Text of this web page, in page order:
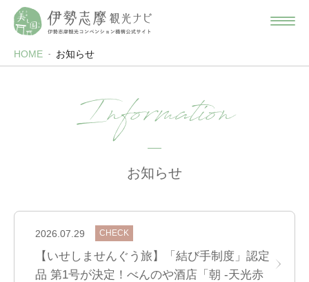
HOME お知らせ
Information
お知らせ
2026.07.29 CHECK
【いせしませんぐう旅】「結び手制度」認定
品 第1号が決定！べんのや酒店「朝 ‐天光赤